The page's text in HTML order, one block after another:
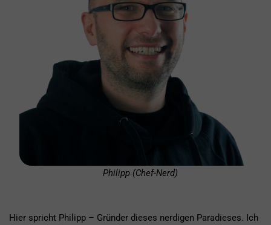
Philipp (Chef-Nerd)
Hier spricht Philipp – Gründer dieses nerdigen Paradieses. Ich